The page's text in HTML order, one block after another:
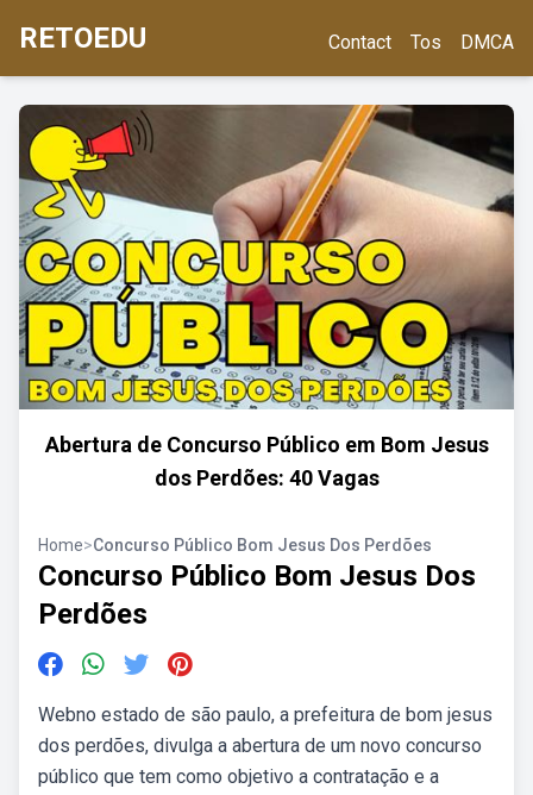
RETOEDU Contact Tos DMCA
Abertura de Concurso Público em Bom Jesus
dos Perdões: 40 Vagas
Home>Concurso Público Bom Jesus Dos Perdões
Concurso Público Bom Jesus Dos
Perdões
Webno estado de são paulo, a prefeitura de bom jesus
dos perdões, divulga a abertura de um novo concurso
público que tem como objetivo a contratação e a